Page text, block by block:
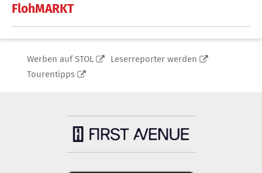
FlohMARKT
Werben auf STOL
Leserreporter werden
Tourentipps